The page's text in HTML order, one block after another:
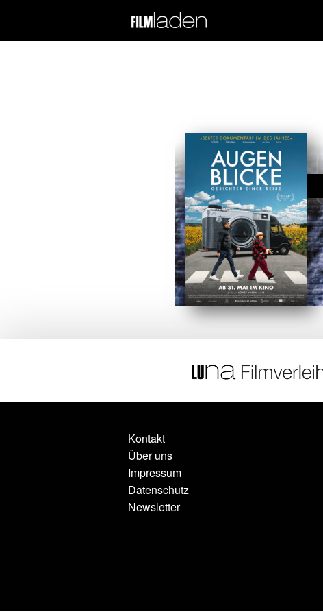
Kontakt
Über uns
Impressum
Datenschutz
Newsletter